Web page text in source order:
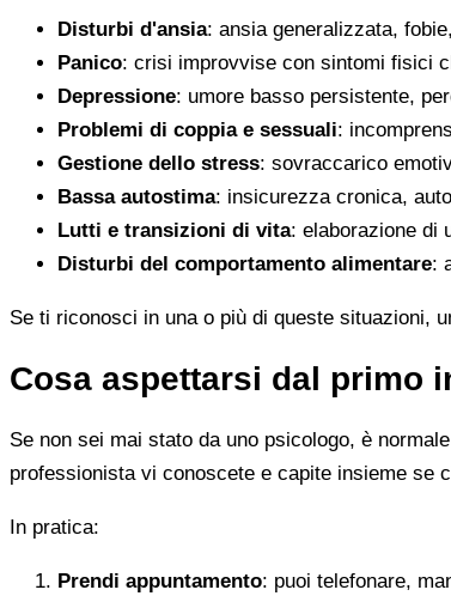
Disturbi d'ansia: ansia generalizzata,
Panico: crisi improvvise con sintomi fisici
Depressione: umore basso persistente,
Problemi di coppia e sessuali:
Gestione dello stress: sovraccarico
Bassa autostima: insicurezza cronica,
Lutti e transizioni di vita: elaborazione di
Disturbi del comportamento alimentare:
Se ti riconosci in una o più di queste situazioni,
Cosa aspettarsi dal primo
Se non sei mai stato da uno psicologo, è
professionista vi conoscete e capite insieme se
In pratica:
Prendi appuntamento: puoi telefonare,